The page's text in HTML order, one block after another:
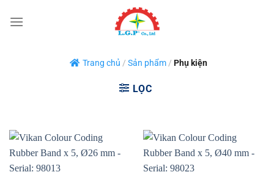
qua
Trang chủ / Sản phẩm/ Phụ kiện
LỌC